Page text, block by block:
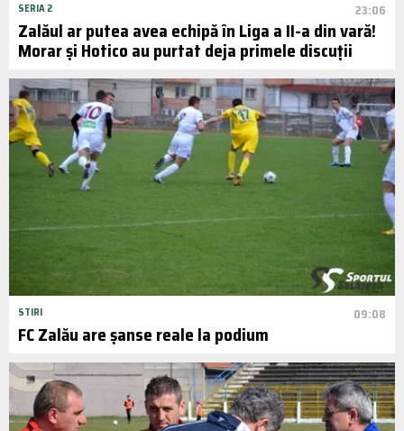
SERIA 2 23:06
Zalăul ar putea avea echipă în Liga a II-a din vară!
Morar și Hotico au purtat deja primele discuții
STIRI 09:08
FC Zalău are șanse reale la podium